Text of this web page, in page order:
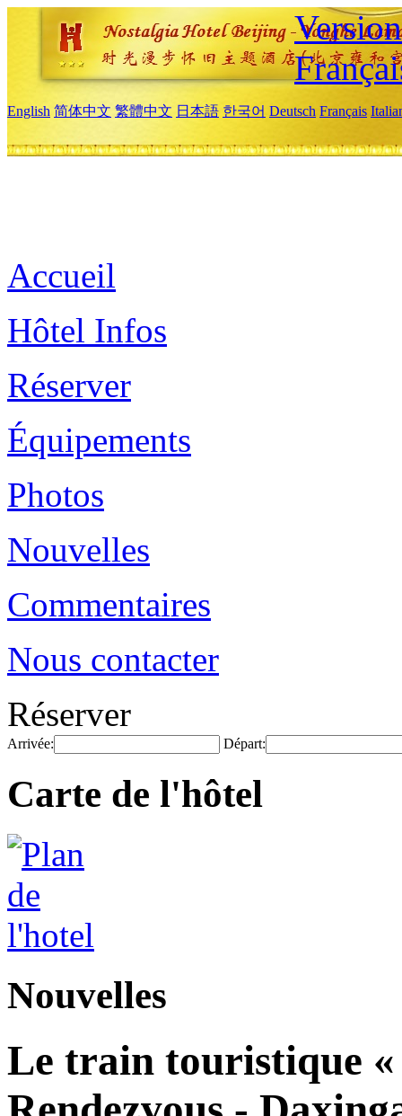
English 简体中文 繁體中文 日本語 한국어 Deutsch Français
Accueil
Hôtel Infos
Réserver
Équipements
Photos
Nouvelles
Commentaires
Nous contacter
Réserver
Arrivée: Départ:
Carte de l'hôtel
Nouvelles
Le train touristique